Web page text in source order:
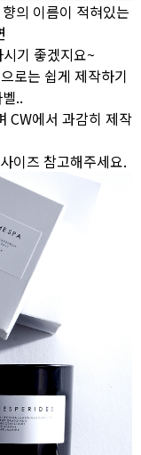
의 이름이 적혀있는
기 좋겠지요~
로는 쉽게 제작하기
..
CW에서 과감히 제작
이즈 참고해주세요.